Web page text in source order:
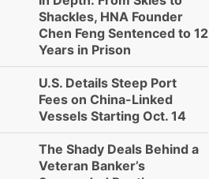
Shackles, HNA Founder
Chen Feng Sentenced to 12
Years in Prison
U.S. Details Steep Port
Fees on China-Linked
Vessels Starting Oct. 14
The Shady Deals Behind a
Veteran Banker’s